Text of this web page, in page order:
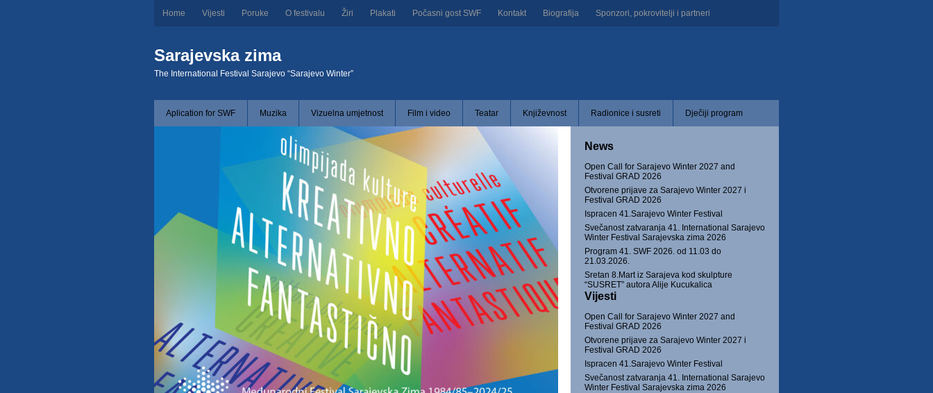
Home Vijesti Poruke O festivalu Žiri Plakati Počasni gost SWF Kontakt Biografija Sponzori, pokrovitelji i partneri
Sarajevska zima
The International Festival Sarajevo “Sarajevo Winter”
Aplication for SWF Muzika Vizuelna umjetnost Film i video Teatar Književnost Radionice i susreti Dječiji program
News
Open Call for Sarajevo Winter 2027 and
Festival GRAD 2026
Otvorene prijave za Sarajevo Winter 2027 i
Festival GRAD 2026
Ispracen 41.Sarajevo Winter Festival
Svečanost zatvaranja 41. International Sarajevo
Winter Festival Sarajevska zima 2026
Program 41. SWF 2026. od 11.03 do
21.03.2026.
Sretan 8.Mart iz Sarajeva kod skulpture
“SUSRET” autora Alije Kucukalica
Vijesti
Open Call for Sarajevo Winter 2027 and
Festival GRAD 2026
Otvorene prijave za Sarajevo Winter 2027 i
Festival GRAD 2026
Ispracen 41.Sarajevo Winter Festival
Svečanost zatvaranja 41. International Sarajevo
Winter Festival Sarajevska zima 2026